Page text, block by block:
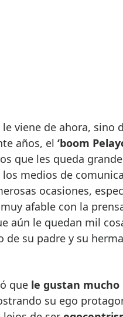
le viene de ahora, sino
años, el ‘boom
que les queda
medios de
ocasiones,
afable con la
aún le quedan mil
de su padre y su
que le gustan mucho
su ego